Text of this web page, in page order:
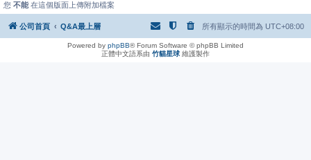
您 不能 在這個版面上傳附加檔案
公司首頁 Q&A最上層 所有顯示的時間為 UTC+08:00
Powered by phpBB® Forum Software © phpBB Limited
正體中文語系由 竹貓星球 維護製作